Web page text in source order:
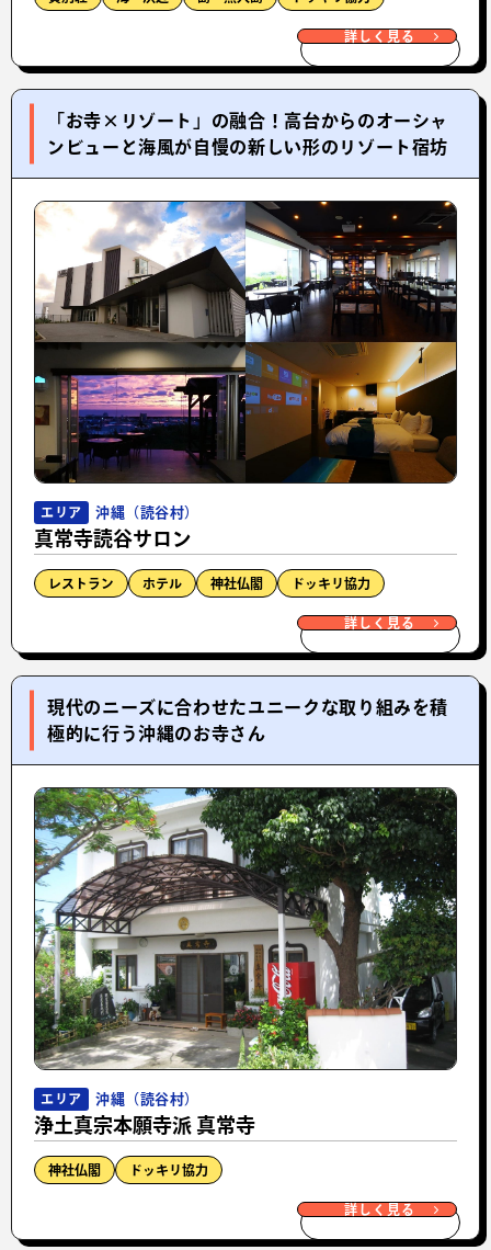
詳しく見る
「お寺×リゾート」の融合！高台からのオーシャ
ンビューと海風が自慢の新しい形のリゾート宿坊
エリア 沖縄（読谷村）
真常寺読谷サロン
レストラン ホテル 神社仏閣 ドッキリ協力
詳しく見る
現代のニーズに合わせたユニークな取り組みを積
極的に行う沖縄のお寺さん
エリア 沖縄（読谷村）
​浄土真宗本願寺派 真常寺
神社仏閣 ドッキリ協力
詳しく見る